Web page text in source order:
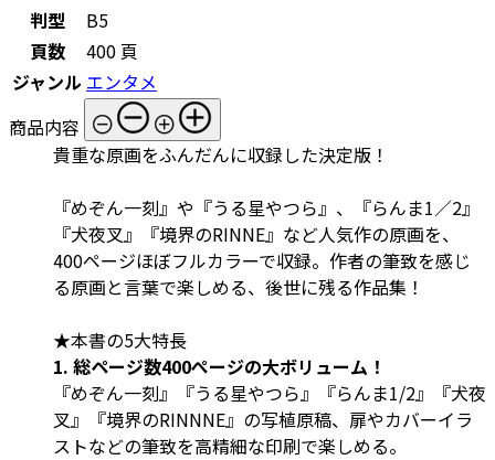
判型
B5
頁数
400 頁
ジャンル エンタメ
商品内容
貴重な原画をふんだんに収録した決定版！
『めぞん一刻』や『うる星やつら』、『らんま1／2』
『犬夜叉』『境界のRINNE』など人気作の原画を、
400ページほぼフルカラーで収録。作者の筆致を感じ
る原画と言葉で楽しめる、後世に残る作品集！
★本書の5大特長
1. 総ページ数400ぺージの大ボリューム！
『めぞん一刻』『うる星やつら』『らんま1/2』『犬夜
叉』『境界のRINNNE』の写植原稿、扉やカバーイラ
ストなどの筆致を高精細な印刷で楽しめる。